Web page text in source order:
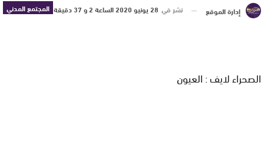
المجتمع المدني إدارة الموقع نشر في 28 يونيو 2020 الساعة 2 و 37 دقيقة
الصحراء لايف : العيون